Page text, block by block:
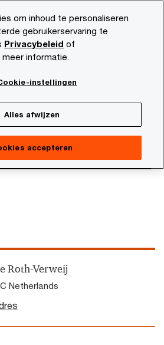
Blogs Pensioensector gebaat bij
gebaat bij inzet
Roth-Verweij
Netherlands
om inhoud te personaliseren
gebruikerservaring te
Privacybeleid of
meer informatie.
instellingen
Alles afwijzen
accepteren